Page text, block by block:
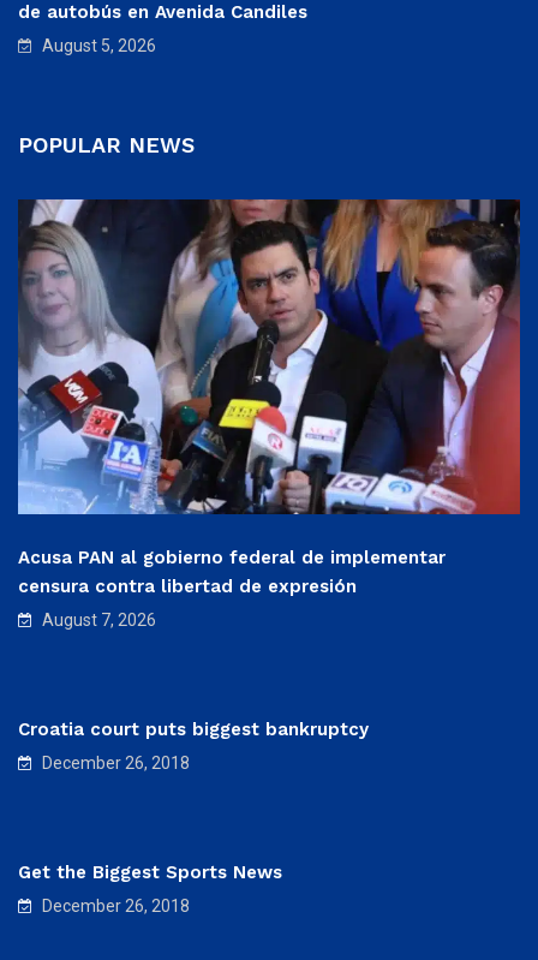
de autobús en Avenida Candiles
August 5, 2026
POPULAR NEWS
Acusa PAN al gobierno federal de implementar
censura contra libertad de expresión
August 7, 2026
Croatia court puts biggest bankruptcy
December 26, 2018
Get the Biggest Sports News
December 26, 2018